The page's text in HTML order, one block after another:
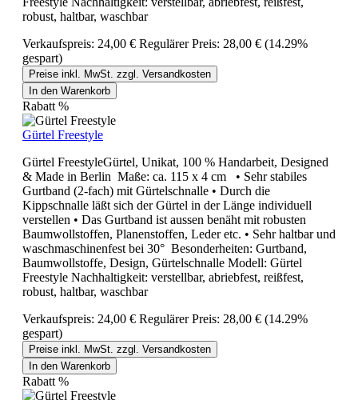
robust, haltbar, waschbar
Verkaufspreis: 24,00 € Regulärer Preis: 28,00 € (14.29%
gespart)
Preise inkl. MwSt. zzgl. Versandkosten
In den Warenkorb
Rabatt %
Gürtel Freestyle
Gürtel FreestyleGürtel, Unikat, 100 % Handarbeit, Designed
& Made in Berlin Maße: ca. 115 x 4 cm • Sehr stabiles
Gurtband (2-fach) mit Gürtelschnalle • Durch die
Kippschnalle läßt sich der Gürtel in der Länge individuell
verstellen • Das Gurtband ist aussen benäht mit robusten
Baumwollstoffen, Planenstoffen, Leder etc. • Sehr haltbar und
waschmaschinenfest bei 30° Besonderheiten: Gurtband,
Baumwollstoffe, Design, Gürtelschnalle Modell: Gürtel
Freestyle Nachhaltigkeit: verstellbar, abriebfest, reißfest,
robust, haltbar, waschbar
Verkaufspreis: 24,00 € Regulärer Preis: 28,00 € (14.29%
gespart)
Preise inkl. MwSt. zzgl. Versandkosten
In den Warenkorb
Rabatt %